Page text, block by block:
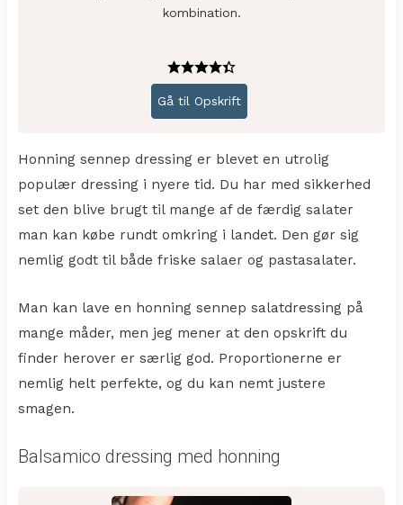
kombination.
Gå til Opskrift
Honning sennep dressing er blevet en utrolig
populær dressing i nyere tid. Du har med sikkerhed
set den blive brugt til mange af de færdig salater
man kan købe rundt omkring i landet. Den gør sig
nemlig godt til både friske salaer og pastasalater.
Man kan lave en honning sennep salatdressing på
mange måder, men jeg mener at den opskrift du
finder herover er særlig god. Proportionerne er
nemlig helt perfekte, og du kan nemt justere
smagen.
Balsamico dressing med honning